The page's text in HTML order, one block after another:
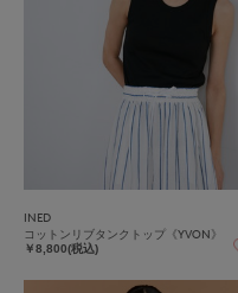
INED
コットンリブタンクトップ《YVON》
￥8,800(税込)